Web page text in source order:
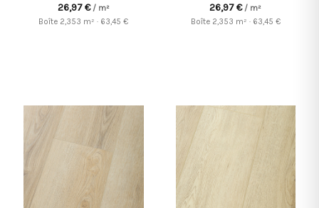
26,97 € / m²
Boîte 2,353 m² · 63,45 €
26,97 € / m²
Boîte 2,353 m² · 63,45 €